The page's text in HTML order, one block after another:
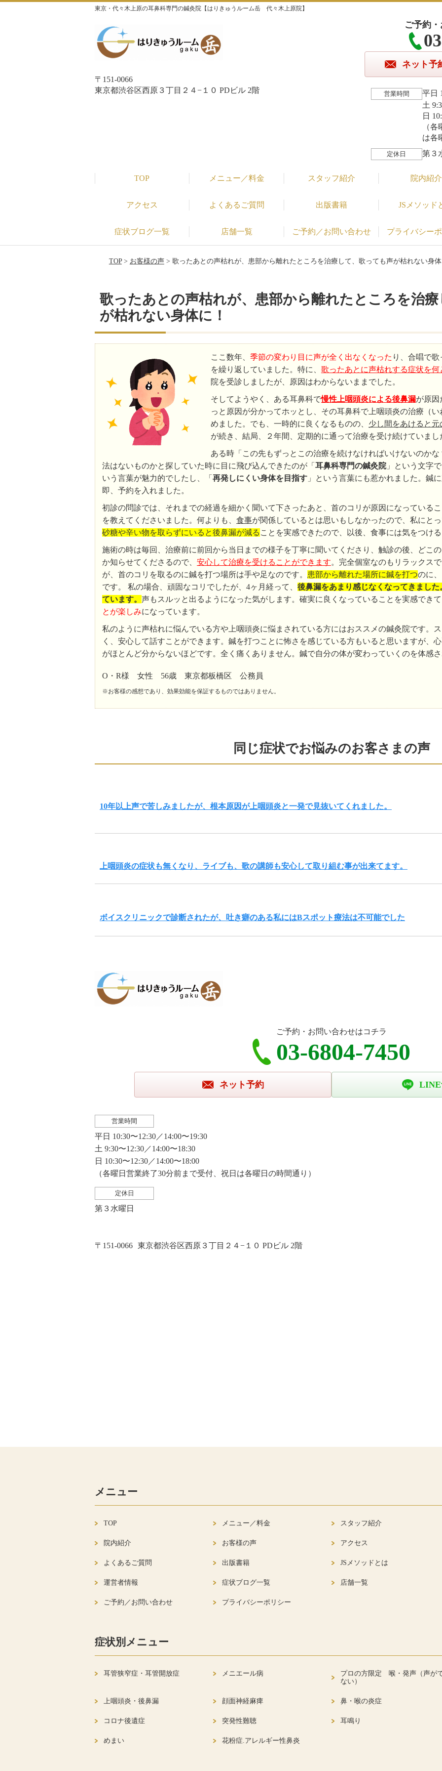
東京・代々木上原の耳鼻科専門の鍼灸院【はりきゅうルーム岳 代々木上原院】
〒151-0066
東京都渋谷区西原３丁目２４−１０ PDビル 2階
ご予約
ネット予
営業時間
平日
土
日
（
は各
定休日 第３
TOP メニュー／料金 スタッフ紹介 院内紹介
アクセス よくあるご質問 出版書籍 JSメソッド
症状ブログ一覧 店舗一覧 ご予約／お問い合わせ プライバシー
TOP> お客様の声> 歌ったあとの声枯れが、患部から離れたところを治療して、歌っても声が枯れない身
歌ったあとの声枯れが、患部から離れたところを治
が枯れない身体に！
ここ数年、 季節の変わり目に声が全く出なくなった り、合唱で
を繰り返していました。特に、 歌ったあとに声枯れする症状を何
院を受診しましたが、原因はわからないままでした。
そしてようやく、ある耳鼻科で慢性上咽頭炎による後鼻漏が原因
っと原因が分かってホッとし、その耳鼻科で上咽頭炎の治療（
めました。でも、一時的に良くなるものの、 少し間をあけると
が続き、結局、２年間、定期的に通って治療を受け続けていまし
ある時「この先もずっとこの治療を続けなければいけないのか
法はないものかと探していた時に目に飛び込んできたのが「 耳鼻科専門の鍼灸院」という文字
いう言葉が魅力的でしたし、「 再発しにくい身体を目指す 」という言葉にも惹かれました。鍼
即、予約を入れました。
初診の問診では、それまでの経過を細かく聞いて下さったあと、首のコリが原因になっている
を教えてくださいました。何よりも、 食事が関係しているとは思いもしなかったので、私にと
砂糖や辛い物を取らずにいると後鼻漏が減る ことを実感できたので、以後、食事には気をつけ
施術の時は毎回、治療前に前回から当日までの様子を丁寧に聞いてくださり、触診の後、どこ
か知らせてくださるので、 安心して治療を受けることができます。完全個室なのもリラックス
が、首のコリを取るのに鍼を打つ場所は手や足なのです。 患部から離れた場所に鍼を打つのに
です。 私の場合、頑固なコリでしたが、4ヶ月経って、 後鼻漏をあまり感じなくなってきまし
ています。 声もスルッと出るようになった気がします。確実に良くなっていることを実感でき
とが楽しみになっています。
私のように声枯れに悩んでいる方や上咽頭炎に悩まされている方にはおススメの鍼灸院です。
く、安心して話すことができます。鍼を打つことに怖さを感じている方もいると思いますが、
がほとんど分からないほどです。全く痛くありません。鍼で自分の体が変わっていくのを体感
O・R様 女性 56歳 東京都板橋区 公務員
※お客様の感想であり、効果効能を保証するものではありません。
同じ症状でお悩みのお客さまの声
10年以上声で苦しみましたが、根本原因が上咽頭炎と一発で見抜いてくれました。
上咽頭炎の症状も無くなり、ライブも、歌の講師も安心して取り組む事が出来てます。
ボイスクリニックで診断されたが、吐き癖のある私にはBスポット療法は不可能でした
ご予約・お問い合わせはコチラ
03-6804-7450
ネット予約 LINE
営業時間
平日 10:30〜12:30／14:00〜19:30
土 9:30〜12:30／14:00〜18:30
日 10:30〜12:30／14:00〜18:00
（各曜日営業終了30分前まで受付、祝日は各曜日の時間通り）
定休日
第３水曜日
〒151-0066 東京都渋谷区西原３丁目２４−１０ PDビル 2階
メニュー
TOP メニュー／料金 スタッフ紹介
院内紹介 お客様の声 アクセス
よくあるご質問 出版書籍 JSメソッドとは
運営者情報 症状ブログ一覧 店舗一覧
ご予約／お問い合わせ プライバシーポリシー
症状別メニュー
耳管狭窄症・耳管開放症 メニエール病
プロの方限定 喉・発声（声が
ない）
上咽頭炎・後鼻漏 顔面神経麻痺 鼻・喉の炎症
コロナ後遺症 突発性難聴 耳鳴り
めまい 花粉症.アレルギー性鼻炎